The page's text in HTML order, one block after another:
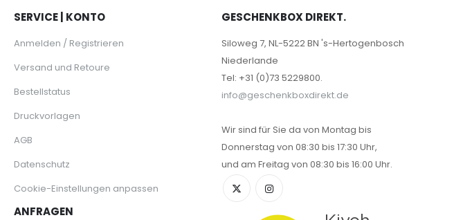
SERVICE | KONTO
Anmelden / Registrieren
Versand und Retoure
Bestellstatus
Druckvorlagen
AGB
Datenschutz
Cookie-Einstellungen anpassen
ANFRAGEN
GESCHENKBOX DIREKT.
Siloweg 7, NL-5222 BN 's-Hertogenbosch
Niederlande
Tel: +31 (0)73 5229800.
info@geschenkboxdirekt.de
Wir sind für Sie da von Montag bis
Donnerstag von 08:30 bis 17:30 Uhr,
und am Freitag von 08:30 bis 16:00 Uhr.